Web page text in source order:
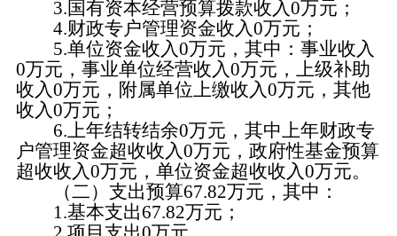
3.国有资本经营预算拨款收入0万元；
4.财政专户管理资金收入0万元；
5.单位资金收入0万元，其中：事业收入
0万元，事业单位经营收入0万元，上级补助
收入0万元，附属单位上缴收入0万元，其他
收入0万元；
6.上年结转结余0万元，其中上年财政专
户管理资金超收收入0万元，政府性基金预算
超收收入0万元，单位资金超收收入0万元。
（二）支出预算67.82万元，其中：
1.基本支出67.82万元；